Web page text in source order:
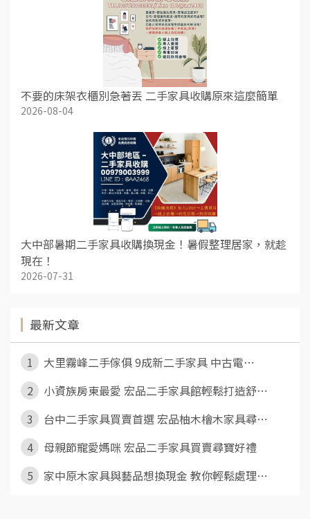
不要的床架衣櫃別急著丟 二手家具收購原來這麼簡單
2026-08-04
大中部暑期二手家具收購換現金！暑假整理居家，就趁
現在！
2026-07-31
最新文章
1
大里霧峰二手傢俱 9成新二手家具 中古電⋯
2
小資族房東最愛 宏品二手家具館輕鬆打造舒⋯
3
台中二手家具買賣首選 宏品柚木檜木家具尋⋯
4
母親節寵愛媽咪 宏品二手家具買賣尋寶好禮
5
家中原木家具與藝品想換現金 教你輕鬆處理⋯